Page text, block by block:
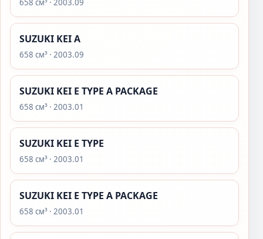
658 см³ · 2003.09
SUZUKI KEI A
658 см³ · 2003.09
SUZUKI KEI E TYPE A PACKAGE
658 см³ · 2003.01
SUZUKI KEI E TYPE
658 см³ · 2003.01
SUZUKI KEI E TYPE A PACKAGE
658 см³ · 2003.01